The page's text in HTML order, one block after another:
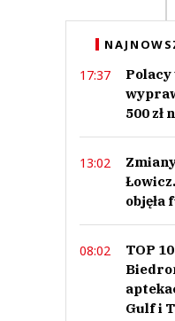
17:37
500 zł
13:02
objęła
08:02
TOP
Gulf i